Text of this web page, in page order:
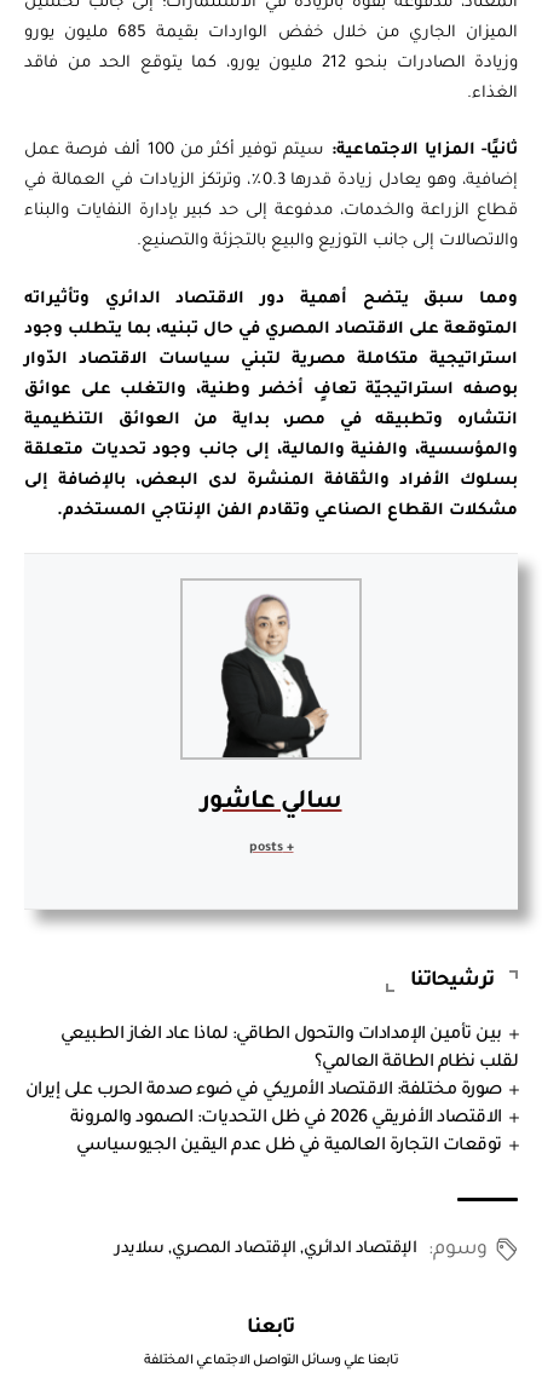
الميزان الجاري من خلال خفض الواردات بقيمة 685 مليون يورو
وزيادة الصادرات بنحو 212 مليون يورو، كما يتوقع الحد من فاقد
الغذاء.
ثانيًا- المزايا الاجتماعية:
سيتم توفير أكثر من 100 ألف فرصة عمل
إضافية، وهو يعادل زيادة قدرها 0.3٪، وترتكز الزيادات في العمالة في
قطاع الزراعة والخدمات، مدفوعة إلى حد كبير بإدارة النفايات والبناء
والاتصالات إلى جانب التوزيع والبيع بالتجزئة والتصنيع.
ومما سبق يتضح أهمية دور الاقتصاد الدائري وتأثيراته
المتوقعة على الاقتصاد المصري في حال تبنيه، بما يتطلب وجود
استراتيجية متكاملة مصرية لتبني سياسات الاقتصاد الدّوار
بوصفه استراتيجيّة تعافٍ أخضر وطنية، والتغلب على عوائق
انتشاره وتطبيقه في مصر، بداية من العوائق التنظيمية
والمؤسسية، والفنية والمالية، إلى جانب وجود تحديات متعلقة
بسلوك الأفراد والثقافة المنشرة لدى البعض، بالإضافة إلى
مشكلات القطاع الصناعي وتقادم الفن الإنتاجي المستخدم.
سالي عاشور
ترشيحاتنا
بين تأمين الإمدادات والتحول الطاقي: لماذا عاد الغاز الطبيعي
لقلب نظام الطاقة العالمي؟
صورة مختلفة: الاقتصاد الأمريكي في ضوء صدمة الحرب على إيران
الاقتصاد الأفريقي 2026 في ظل التحديات: الصمود والمرونة
توقعات التجارة العالمية في ظل عدم اليقين الجيوسياسي
وسوم: الإقتصاد الدائري,الإقتصاد المصري,سلايدر
تابعنا
تابعنا علي وسائل التواصل الاجتماعي المختلفة